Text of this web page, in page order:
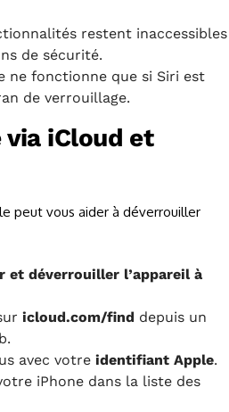
restent inaccessibles
de sécurité.
ne fonctionne que si Siri est
de verrouillage.
via iCloud et
peut vous aider à déverrouiller
et déverrouiller l’appareil à
icloud.com/find depuis un
avec votre identifiant Apple.
iPhone dans la liste des